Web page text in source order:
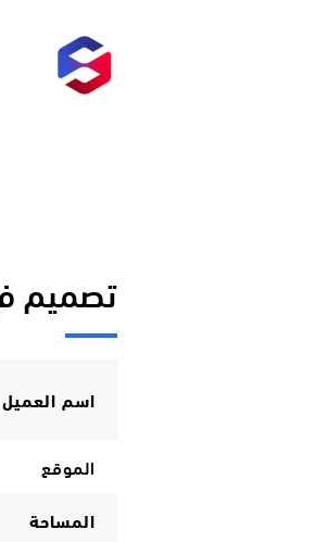
تصميم
اسم العميل
الموقع
المساحة